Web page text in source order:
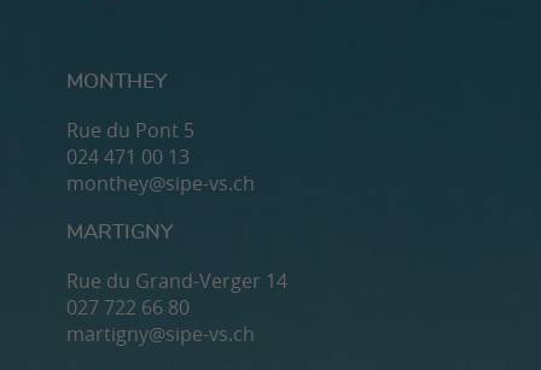
MONTHEY
Rue du Pont 5
024 471 00 13
monthey@sipe-vs.ch
MARTIGNY
Rue du Grand-Verger 14
027 722 66 80
martigny@sipe-vs.ch